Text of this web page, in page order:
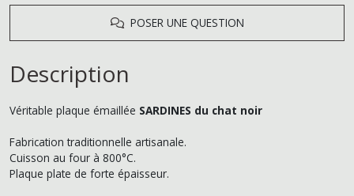
POSER UNE QUESTION
Description
Véritable plaque émaillée SARDINES du chat noir
Fabrication traditionnelle artisanale.
Cuisson au four à 800°C.
Plaque plate de forte épaisseur.